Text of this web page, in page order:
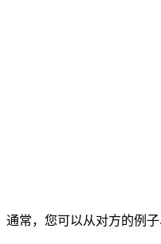
常，您可以从对方的例